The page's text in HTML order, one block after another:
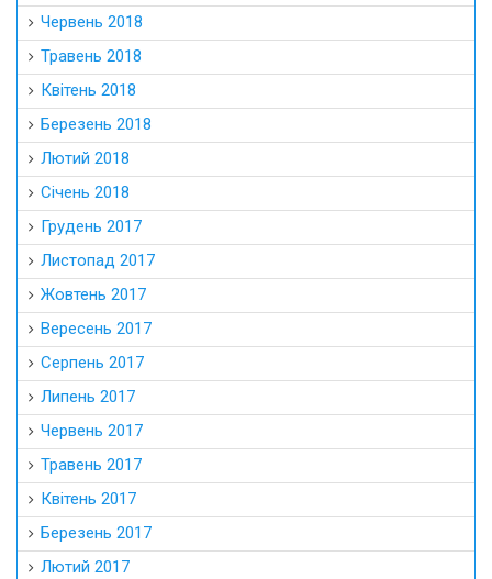
Червень 2018
Травень 2018
Квітень 2018
Березень 2018
Лютий 2018
Січень 2018
Грудень 2017
Листопад 2017
Жовтень 2017
Вересень 2017
Серпень 2017
Липень 2017
Червень 2017
Травень 2017
Квітень 2017
Березень 2017
Лютий 2017